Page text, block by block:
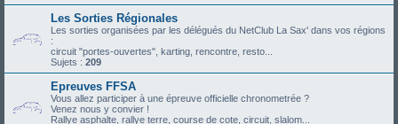
Les Sorties Régionales
Les sorties organisées par les délégués du NetClub La Sax' dans vos régions
:
circuit "portes-ouvertes", karting, rencontre, resto...
Sujets : 209
Epreuves FFSA
Vous allez participer à une épreuve officielle chronometrée ?
Venez nous y convier !
Rallye asphalte, rallye terre, course de cote, circuit, slalom...